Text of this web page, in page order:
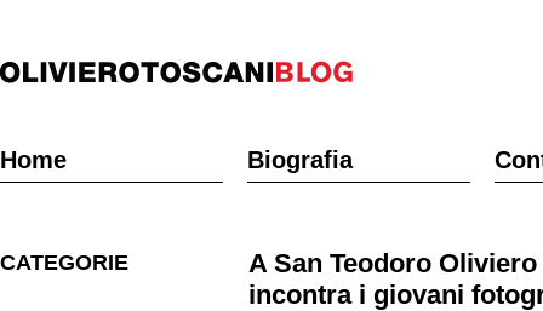
Home Biografia
CATEGORIE
A San Teodoro
incontra i giovani